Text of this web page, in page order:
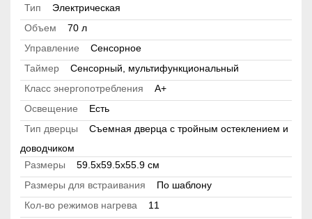
Тип
Электрическая
Объем
70 л
Управление
Сенсорное
Таймер
Сенсорный, мультифункциональный
Класс энергопотребления
А+
Освещение
Есть
Тип дверцы
Съемная дверца с тройным остеклением и
доводчиком
Размеры
59.5х59.5х55.9 см
Размеры для встраивания
По шаблону
Кол-во режимов нагрева
11